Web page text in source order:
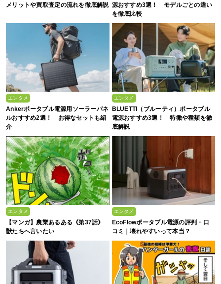
メリットや買取査定の流れを徹底解説 源おすすめ3選！ モデルごとの違い
を徹底比較
エンタメ
Ankerポータブル電源用ソーラーパネ
ルおすすめ2選！ お得なセットも紹
介
エンタメ
BLUETTI（ブルーティ）ポータブル
電源おすすめ3選！ 特徴や種類を徹
底解説
エンタメ
【マンガ】農業あるある《第37話》
獣たちへ言いたい
エンタメ
EcoFlowポータブル電源の評判・口
コミ｜壊れやすいって本当？